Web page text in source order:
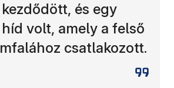
és egy
volt, amely a felső
csatlakozott.